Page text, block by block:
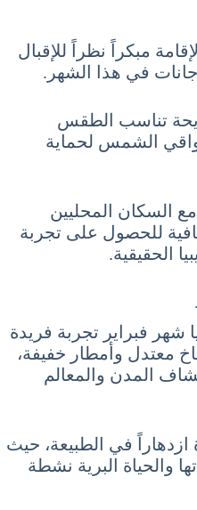
مبكراً نظراً للإقبال
في هذا الشهر.
تناسب الطقس
واقي الشمس لحماية
السكان المحليين
للحصول على تجربة
الحقيقية.
شهر فبراير تجربة فريدة
معتدل وأمطار خفيفة،
المدن والمعالم
ازدهاراً في الطبيعة، حيث
والحياة البرية نشطة